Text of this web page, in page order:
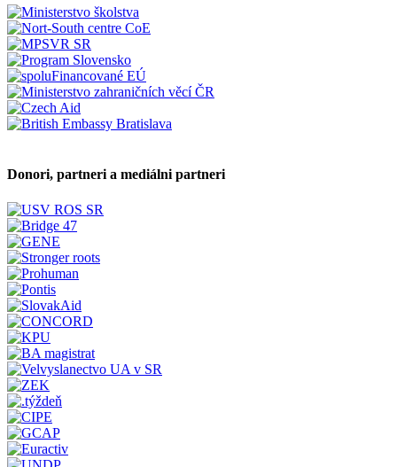
Donori, partneri a mediálni partneri